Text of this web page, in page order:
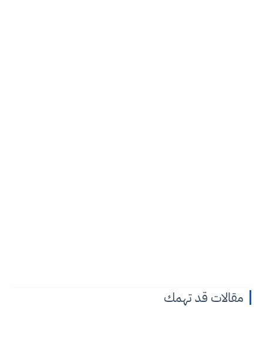
مقالات قد تهمك